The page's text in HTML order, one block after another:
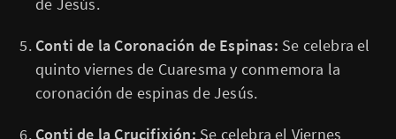
Conti de la Coronación de Espinas: Se celebra el
quinto viernes de Cuaresma y conmemora la
coronación de espinas de Jesús.
Conti de la Crucifixión: Se celebra el Viernes